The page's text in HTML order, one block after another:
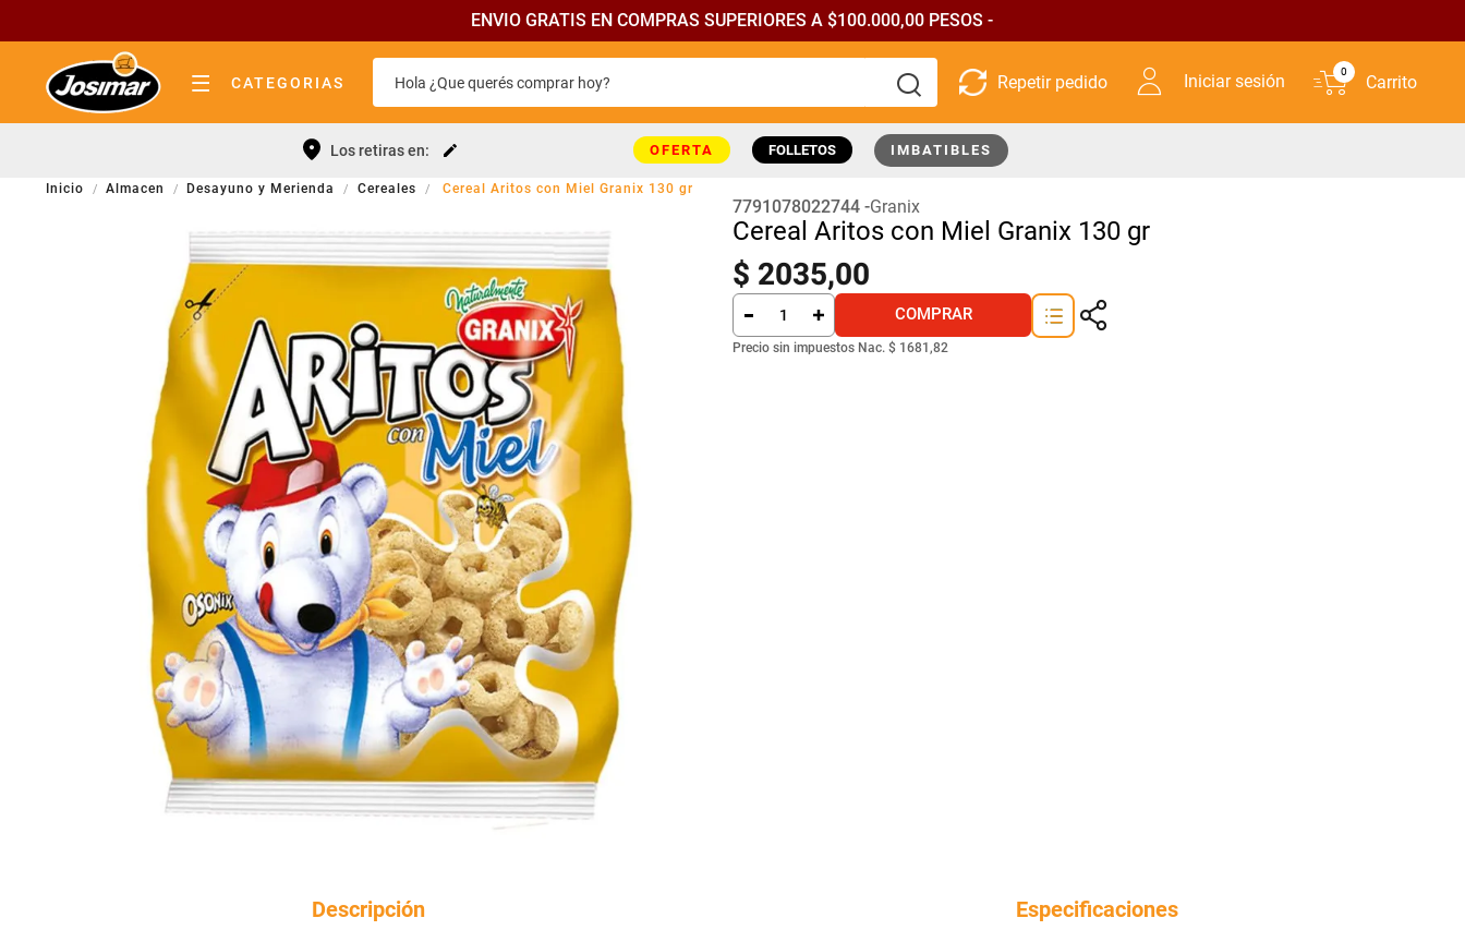
ENVIO GRATIS EN COMPRAS SUPERIORES A $100.000,00 PESOS -
CATEGORIAS
pastas y tapas
panadería elab. propia
limpieza
perfumeria
congelados
bazar y mascotas
Hola ¿Que querés comprar hoy?
Iniciar sesión 0
Los retiras en: OFERTA FOLLETOS IMBATIBLES
Almacen Desayuno y Merienda Cereales Cereal Aritos con Miel Granix 130 gr
7791078022744 Granix
Cereal Aritos con Miel Granix 130 gr
$ 2035,00
COMPRAR
Precio sin impuestos Nac. $ 1681,82
Descripción Especificaciones
Términos más buscados
Leche
Fideos
Cerveza
Galletitas
Aceite
Cafe
Manteca
Arroz